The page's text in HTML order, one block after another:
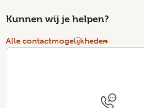
Kunnen wij je helpen?
Alle contactmogelijkheden